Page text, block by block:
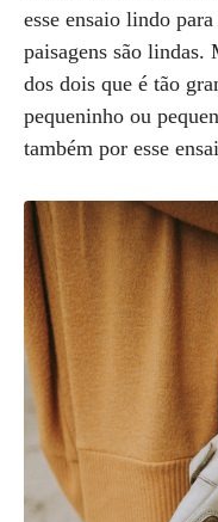
esse ensaio lindo
paisagens são lindas.
dos dois que é tão
pequeninho ou
também por esse